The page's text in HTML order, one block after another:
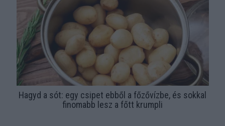
Hagyd a sót: egy csipet ebből a főzővízbe, és sokkal
finomabb lesz a főtt krumpli